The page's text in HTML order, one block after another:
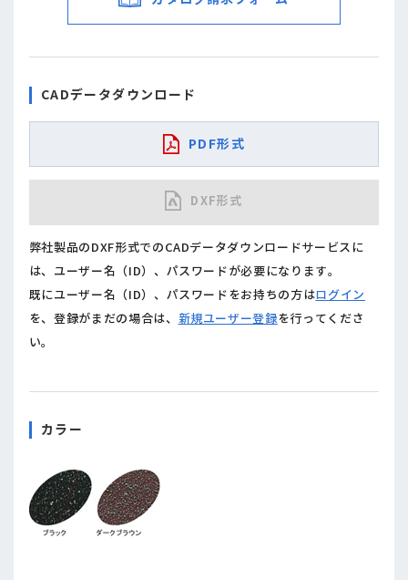
CADデータダウンロード
PDF形式
DXF形式
弊社製品のDXF形式でのCADデータダウンロードサービスに
は、ユーザー名（ID）、パスワードが必要になります。
既にユーザー名（ID）、パスワードをお持ちの方はログイン
を、登録がまだの場合は、 新規ユーザー登録を行ってくださ
い。
カラー